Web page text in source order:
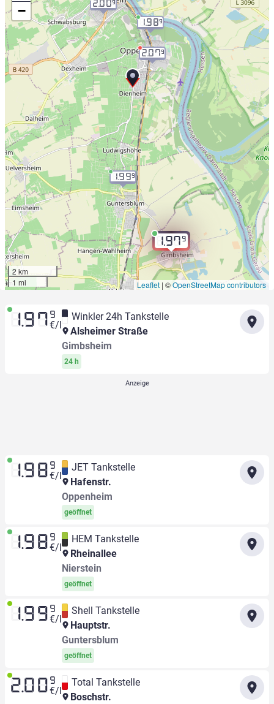
1.979
1.999
2.009
2.079
1.989
−
2 km
1 mi
Leaflet | ©OpenStreetMap contributors
1.97 9
€/l
Winkler 24h Tankstelle
Alsheimer Straße
Gimbsheim
24 h
1.98 9
€/l
JET Tankstelle
Hafenstr.
Oppenheim
geöffnet
1.98 9
€/l
HEM Tankstelle
Rheinallee
Nierstein
geöffnet
1.99 9
€/l
Shell Tankstelle
Hauptstr.
Guntersblum
geöffnet
2.00 9
€/l
Total Tankstelle
Boschstr.